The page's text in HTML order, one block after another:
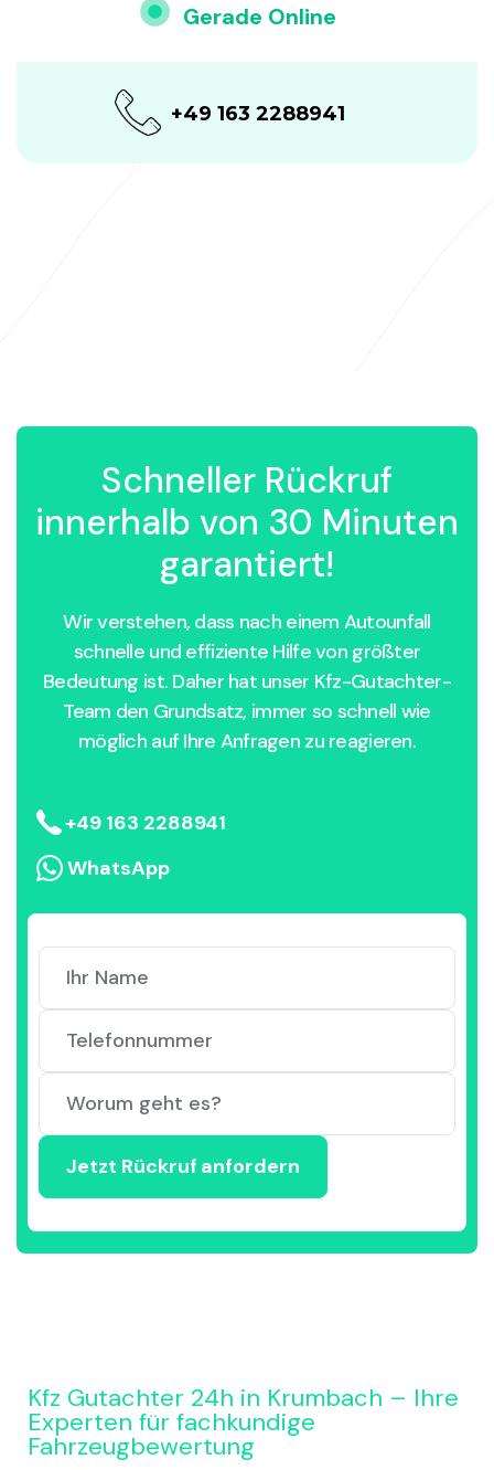
Gerade Online
+49 163 2288941
Schneller Rückruf
innerhalb von 30 Minuten
garantiert!
Wir verstehen, dass nach einem Autounfall
schnelle und effiziente Hilfe von größter
Bedeutung ist. Daher hat unser Kfz-Gutachter-
Team den Grundsatz, immer so schnell wie
möglich auf Ihre Anfragen zu reagieren.
+49 163 2288941
WhatsApp
Kfz Gutachter 24h in Krumbach – Ihre
Experten für fachkundige
Fahrzeugbewertung